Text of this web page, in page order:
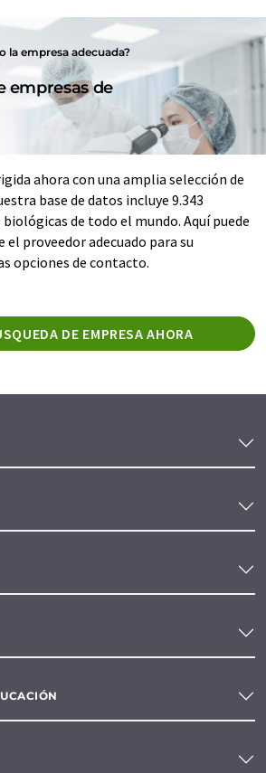
la empresa adecuada?
empresas de
ahora con una amplia selección de
base de datos incluye 9.343
de todo el mundo. Aquí puede
proveedor adecuado para su
opciones de contacto.
DE EMPRESA AHORA